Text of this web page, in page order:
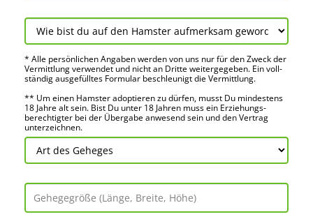
* Alle persön­lichen Angaben werden von uns nur für den Zweck der
Vermitt­lung verwendet und nicht an Dritte weiter­gegeben. Ein voll­
ständig ausge­fülltes Formular beschleu­nigt die Vermitt­lung.
** Um einen Hamster adoptieren zu dürfen, musst Du mindes­tens
18 Jahre alt sein. Bist Du unter 18 Jahren muss ein Erziehungs­
berechtigter bei der Über­gabe anwes­end sein und den Vertrag
unter­zeichnen.